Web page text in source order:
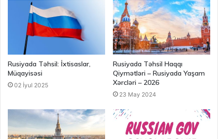
Rusiyada Təhsil: İxtisaslar,
Müqayisəsi
02 İyul 2025
Rusiyada Təhsil Haqqı
Qiymətləri – Rusiyada Yaşam
Xərcləri – 2026
23 May 2024